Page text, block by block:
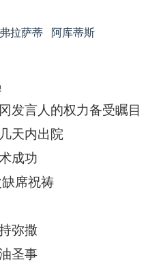
弗拉萨蒂 阿库蒂斯
发言人的权力备受瞩目
天内出院
成功
席祝祷
弥撒
圣事